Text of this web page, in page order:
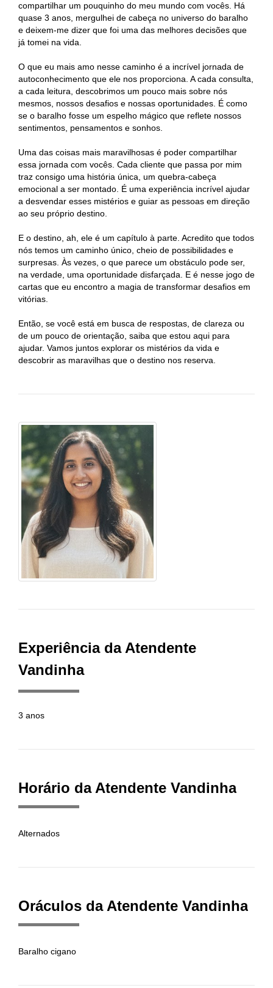
compartilhar um pouquinho do meu mundo com vocês. Há
quase 3 anos, mergulhei de cabeça no universo do baralho
e deixem-me dizer que foi uma das melhores decisões que
já tomei na vida.
O que eu mais amo nesse caminho é a incrível jornada de
autoconhecimento que ele nos proporciona. A cada consulta,
a cada leitura, descobrimos um pouco mais sobre nós
mesmos, nossos desafios e nossas oportunidades. É como
se o baralho fosse um espelho mágico que reflete nossos
sentimentos, pensamentos e sonhos.
Uma das coisas mais maravilhosas é poder compartilhar
essa jornada com vocês. Cada cliente que passa por mim
traz consigo uma história única, um quebra-cabeça
emocional a ser montado. É uma experiência incrível ajudar
a desvendar esses mistérios e guiar as pessoas em direção
ao seu próprio destino.
E o destino, ah, ele é um capítulo à parte. Acredito que todos
nós temos um caminho único, cheio de possibilidades e
surpresas. Às vezes, o que parece um obstáculo pode ser,
na verdade, uma oportunidade disfarçada. E é nesse jogo de
cartas que eu encontro a magia de transformar desafios em
vitórias.
Então, se você está em busca de respostas, de clareza ou
de um pouco de orientação, saiba que estou aqui para
ajudar. Vamos juntos explorar os mistérios da vida e
descobrir as maravilhas que o destino nos reserva.
Experiência da Atendente
Vandinha
3 anos
Horário da Atendente Vandinha
Alternados
Oráculos da Atendente Vandinha
Baralho cigano